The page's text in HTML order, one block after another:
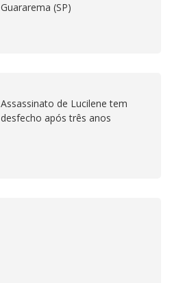
Guararema (SP)
Assassinato de Lucilene tem
desfecho após três anos